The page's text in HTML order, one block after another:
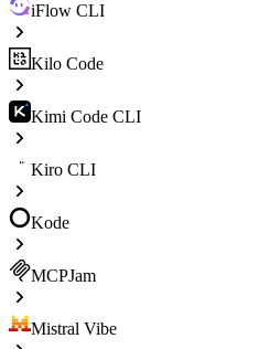
iFlow CLI
Kilo Code
Kimi Code CLI
Kiro CLI
Kode
MCPJam
Mistral Vibe